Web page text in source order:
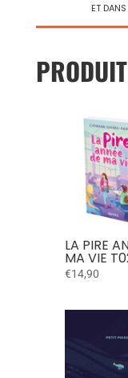
ET
LA PIRE
MA VIE
€14,90